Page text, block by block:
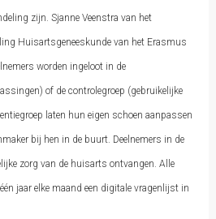
zijn. Sjanne Veenstra van het
Huisartsgeneeskunde van het Erasmus
worden ingeloot in de
of de controlegroep (gebruikelijke
laten hun eigen schoen aanpassen
bij hen in de buurt. Deelnemers in de
zorg van de huisarts ontvangen. Alle
jaar elke maand een digitale vragenlijst in